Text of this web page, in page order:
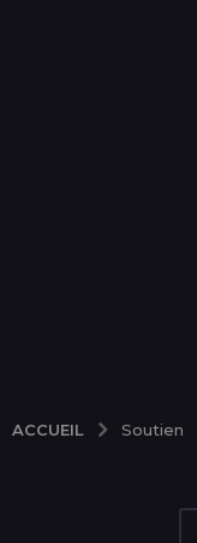
ACCUEIL Soutien